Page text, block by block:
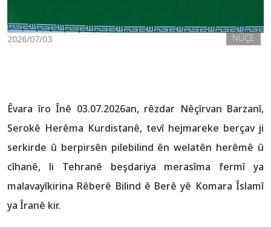
2026/07/03 NÛÇE
Êvara îro Înê 03.07.2026an, rêzdar Nêçîrvan Barzanî,
Serokê Herêma Kurdistanê, tevî hejmareke berçav ji
serkirde û berpirsên pilebilind ên welatên herêmê û
cîhanê, li Tehranê beşdariya merasîma fermî ya
malavayîkirina Rêberê Bilind ê Berê yê Komara Îslamî
ya Îranê kir.